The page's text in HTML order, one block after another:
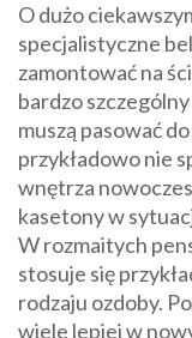
O dużo
specjalistyczne
zamontować na
bardzo
muszą pasować
przykładowo nie
wnętrza
kasetony w
W rozmaitych
stosuje się
rodzaju ozdoby.
wiele lepiej w